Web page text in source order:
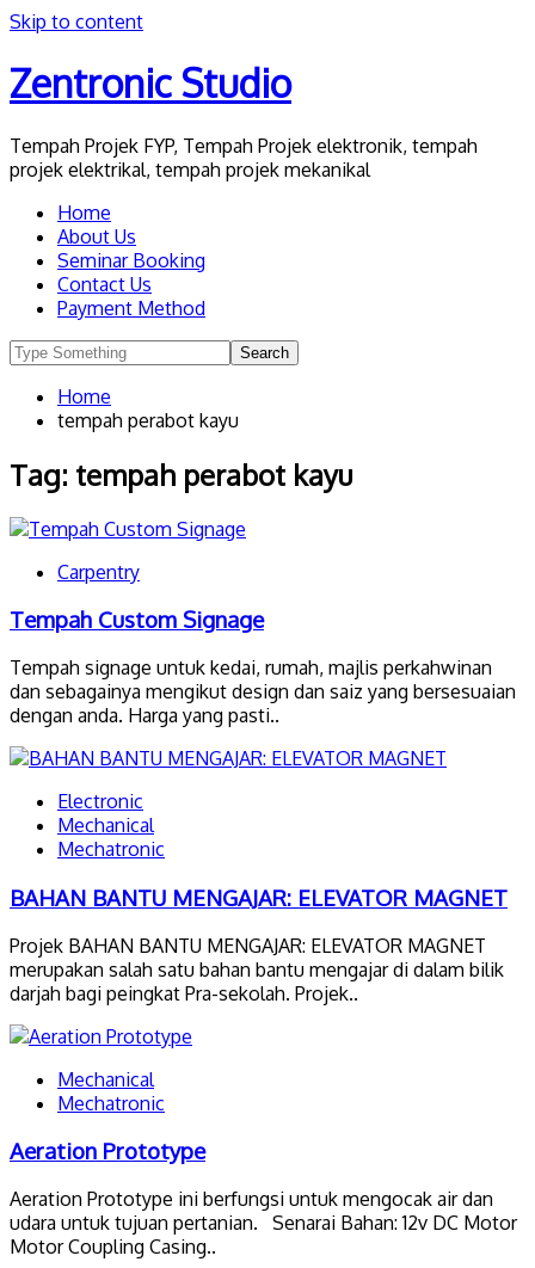
Skip to content
Zentronic Studio
Tempah Projek FYP, Tempah Projek elektronik, tempah
projek elektrikal, tempah projek mekanikal
Home
About Us
Seminar Booking
Contact Us
Payment Method
Home
tempah perabot kayu
Tag: tempah perabot kayu
Carpentry
Tempah Custom Signage
Tempah signage untuk kedai, rumah, majlis perkahwinan
dan sebagainya mengikut design dan saiz yang bersesuaian
dengan anda. Harga yang pasti..
Electronic
Mechanical
Mechatronic
BAHAN BANTU MENGAJAR: ELEVATOR MAGNET
Projek BAHAN BANTU MENGAJAR: ELEVATOR MAGNET
merupakan salah satu bahan bantu mengajar di dalam bilik
darjah bagi peingkat Pra-sekolah. Projek..
Mechanical
Mechatronic
Aeration Prototype
Aeration Prototype ini berfungsi untuk mengocak air dan
udara untuk tujuan pertanian. Senarai Bahan: 12v DC Motor
Motor Coupling Casing..